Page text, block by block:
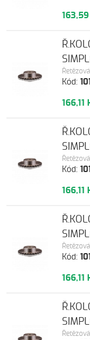
Kód:
166,11
Kód:
166,11
Kód:
166,11